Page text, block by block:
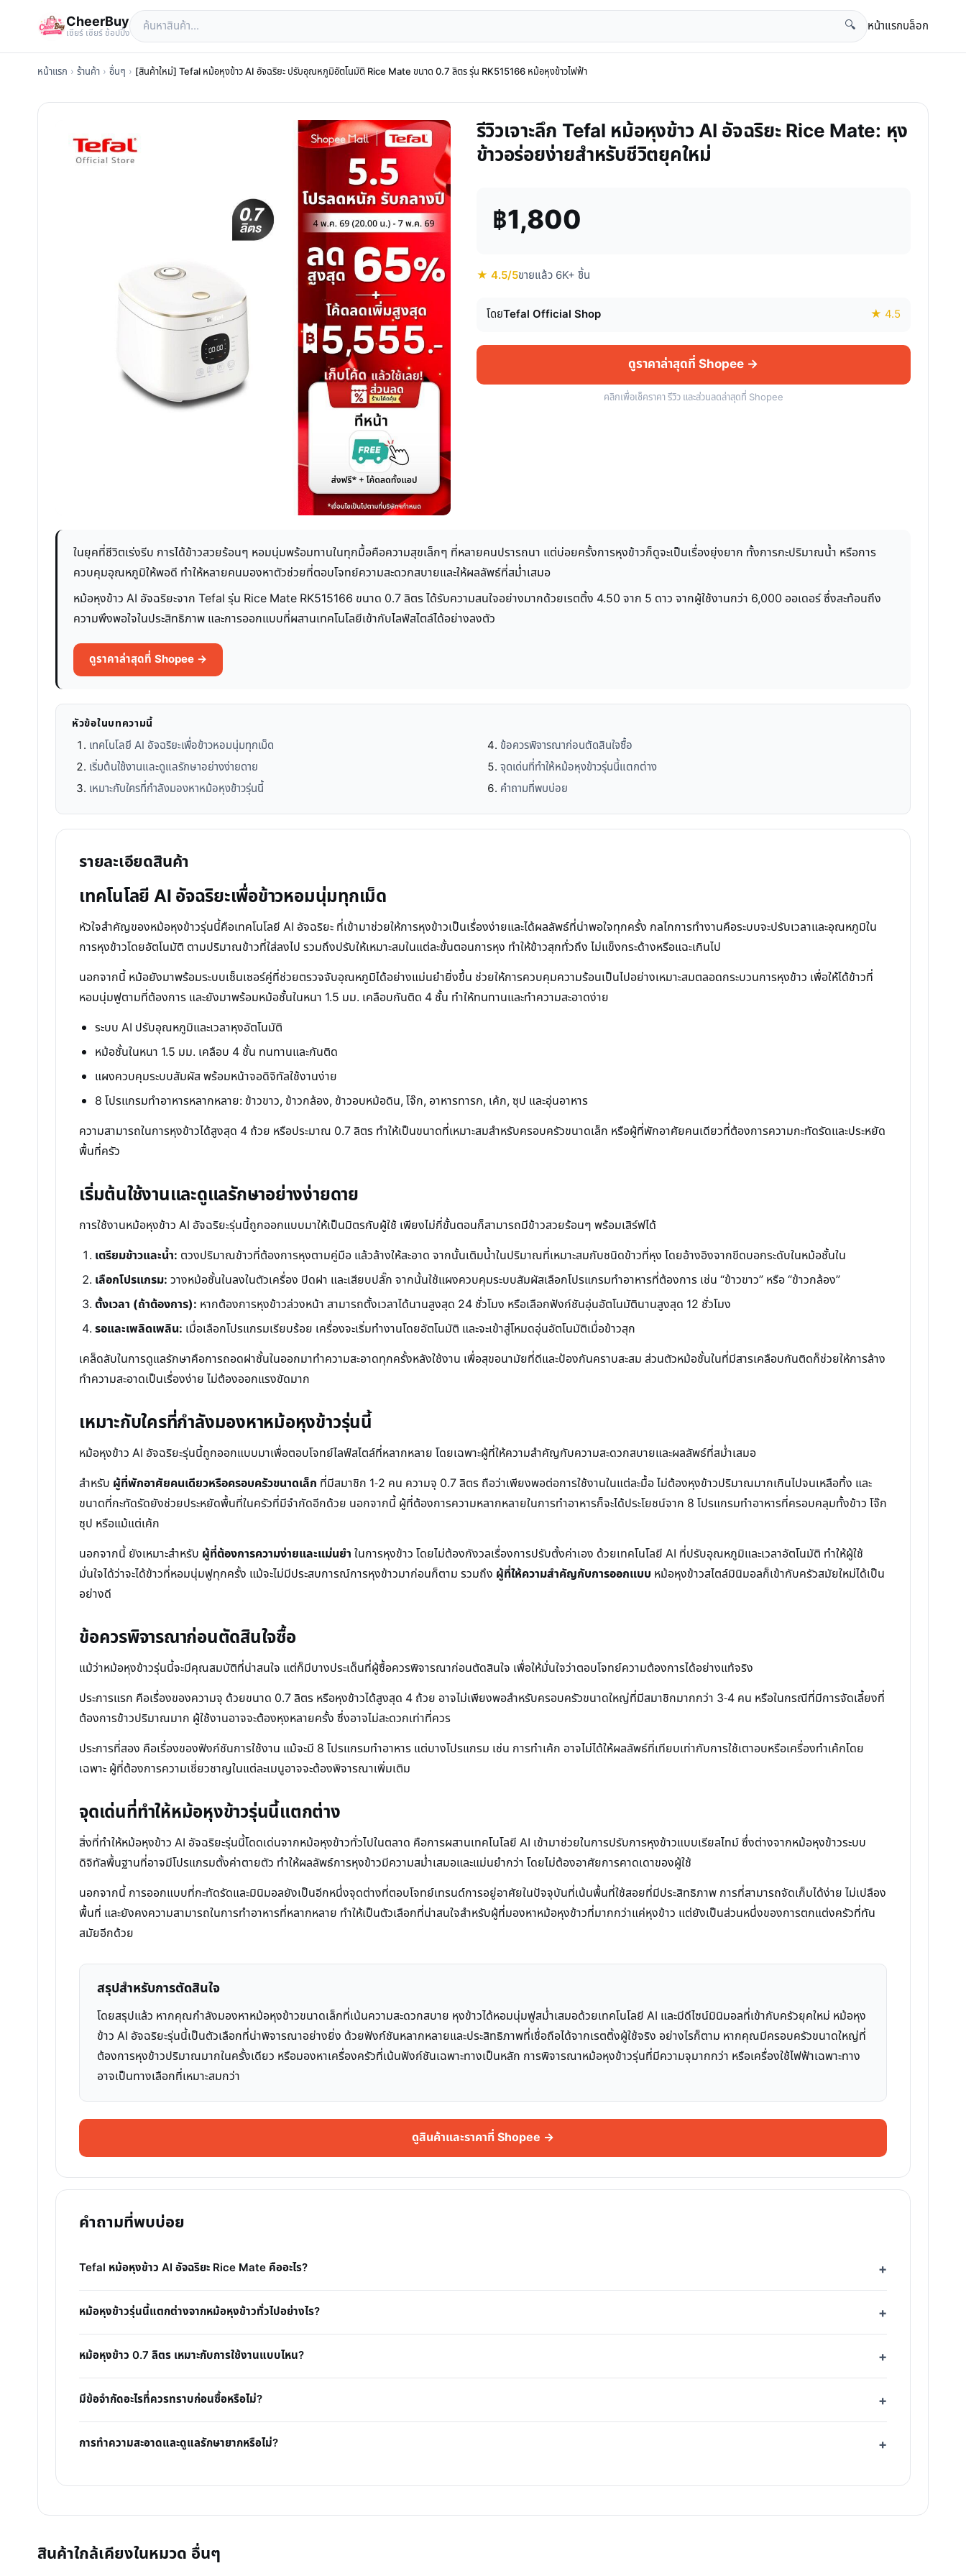
CheerBuy
เซียร์ เซียร์ ช้อปปิ้ง
🔍 หน้าแรกบล็อก
หน้าแรก › ร้านค้า › อื่นๆ › [สินค้าใหม่] Tefal หม้อหุงข้าว AI อัจฉริยะ ปรับอุณหภูมิอัตโนมัติ Rice Mate ขนาด 0.7 ลิตร รุ่น RK515166 หม้อหุงข้าวไฟฟ้า
รีวิวเจาะลึก Tefal หม้อหุงข้าว AI อัจฉริยะ Rice Mate: หุง
ข้าวอร่อยง่ายสำหรับชีวิตยุคใหม่
฿1,800
★ 4.5/5ขายแล้ว 6K+ ชิ้น
โดยTefal Official Shop ★ 4.5
ดูราคาล่าสุดที่ Shopee →
คลิกเพื่อเช็คราคา รีวิว และส่วนลดล่าสุดที่ Shopee
ในยุคที่ชีวิตเร่งรีบ การได้ข้าวสวยร้อนๆ หอมนุ่มพร้อมทานในทุกมื้อคือความสุขเล็กๆ ที่หลายคนปรารถนา แต่บ่อยครั้งการหุงข้าวก็ดูจะเป็นเรื่องยุ่งยาก ทั้งการกะปริมาณน้ำ หรือการ
ควบคุมอุณหภูมิให้พอดี ทำให้หลายคนมองหาตัวช่วยที่ตอบโจทย์ความสะดวกสบายและให้ผลลัพธ์ที่สม่ำเสมอ
หม้อหุงข้าว AI อัจฉริยะจาก Tefal รุ่น Rice Mate RK515166 ขนาด 0.7 ลิตร ได้รับความสนใจอย่างมากด้วยเรตติ้ง 4.50 จาก 5 ดาว จากผู้ใช้งานกว่า 6,000 ออเดอร์ ซึ่งสะท้อนถึง
ความพึงพอใจในประสิทธิภาพ และการออกแบบที่ผสานเทคโนโลยีเข้ากับไลฟ์สไตล์ได้อย่างลงตัว
ดูราคาล่าสุดที่ Shopee →
หัวข้อในบทความนี้
เทคโนโลยี AI อัจฉริยะเพื่อข้าวหอมนุ่มทุกเม็ด
เริ่มต้นใช้งานและดูแลรักษาอย่างง่ายดาย
เหมาะกับใครที่กำลังมองหาหม้อหุงข้าวรุ่นนี้
ข้อควรพิจารณาก่อนตัดสินใจซื้อ
จุดเด่นที่ทำให้หม้อหุงข้าวรุ่นนี้แตกต่าง
คำถามที่พบบ่อย
รายละเอียดสินค้า
เทคโนโลยี AI อัจฉริยะเพื่อข้าวหอมนุ่มทุกเม็ด
หัวใจสำคัญของหม้อหุงข้าวรุ่นนี้คือเทคโนโลยี AI อัจฉริยะ ที่เข้ามาช่วยให้การหุงข้าวเป็นเรื่องง่ายและได้ผลลัพธ์ที่น่าพอใจทุกครั้ง กลไกการทำงานคือระบบจะปรับเวลาและอุณหภูมิใน
การหุงข้าวโดยอัตโนมัติ ตามปริมาณข้าวที่ใส่ลงไป รวมถึงปรับให้เหมาะสมในแต่ละขั้นตอนการหุง ทำให้ข้าวสุกทั่วถึง ไม่แข็งกระด้างหรือแฉะเกินไป
นอกจากนี้ หม้อยังมาพร้อมระบบเซ็นเซอร์คู่ที่ช่วยตรวจจับอุณหภูมิได้อย่างแม่นยำยิ่งขึ้น ช่วยให้การควบคุมความร้อนเป็นไปอย่างเหมาะสมตลอดกระบวนการหุงข้าว เพื่อให้ได้ข้าวที่
หอมนุ่มฟูตามที่ต้องการ และยังมาพร้อมหม้อชั้นในหนา 1.5 มม. เคลือบกันติด 4 ชั้น ทำให้ทนทานและทำความสะอาดง่าย
ระบบ AI ปรับอุณหภูมิและเวลาหุงอัตโนมัติ
หม้อชั้นในหนา 1.5 มม. เคลือบ 4 ชั้น ทนทานและกันติด
แผงควบคุมระบบสัมผัส พร้อมหน้าจอดิจิทัลใช้งานง่าย
8 โปรแกรมทำอาหารหลากหลาย: ข้าวขาว, ข้าวกล้อง, ข้าวอบหม้อดิน, โจ๊ก, อาหารทารก, เค้ก, ซุป และอุ่นอาหาร
ความสามารถในการหุงข้าวได้สูงสุด 4 ถ้วย หรือประมาณ 0.7 ลิตร ทำให้เป็นขนาดที่เหมาะสมสำหรับครอบครัวขนาดเล็ก หรือผู้ที่พักอาศัยคนเดียวที่ต้องการความกะทัดรัดและประหยัด
พื้นที่ครัว
เริ่มต้นใช้งานและดูแลรักษาอย่างง่ายดาย
การใช้งานหม้อหุงข้าว AI อัจฉริยะรุ่นนี้ถูกออกแบบมาให้เป็นมิตรกับผู้ใช้ เพียงไม่กี่ขั้นตอนก็สามารถมีข้าวสวยร้อนๆ พร้อมเสิร์ฟได้
เตรียมข้าวและน้ำ: ตวงปริมาณข้าวที่ต้องการหุงตามคู่มือ แล้วล้างให้สะอาด จากนั้นเติมน้ำในปริมาณที่เหมาะสมกับชนิดข้าวที่หุง โดยอ้างอิงจากขีดบอกระดับในหม้อชั้นใน
เลือกโปรแกรม: วางหม้อชั้นในลงในตัวเครื่อง ปิดฝา และเสียบปลั๊ก จากนั้นใช้แผงควบคุมระบบสัมผัสเลือกโปรแกรมทำอาหารที่ต้องการ เช่น “ข้าวขาว” หรือ “ข้าวกล้อง”
ตั้งเวลา (ถ้าต้องการ): หากต้องการหุงข้าวล่วงหน้า สามารถตั้งเวลาได้นานสูงสุด 24 ชั่วโมง หรือเลือกฟังก์ชันอุ่นอัตโนมัตินานสูงสุด 12 ชั่วโมง
รอและเพลิดเพลิน: เมื่อเลือกโปรแกรมเรียบร้อย เครื่องจะเริ่มทำงานโดยอัตโนมัติ และจะเข้าสู่โหมดอุ่นอัตโนมัติเมื่อข้าวสุก
เคล็ดลับในการดูแลรักษาคือการถอดฝาชั้นในออกมาทำความสะอาดทุกครั้งหลังใช้งาน เพื่อสุขอนามัยที่ดีและป้องกันคราบสะสม ส่วนตัวหม้อชั้นในที่มีสารเคลือบกันติดก็ช่วยให้การล้าง
ทำความสะอาดเป็นเรื่องง่าย ไม่ต้องออกแรงขัดมาก
เหมาะกับใครที่กำลังมองหาหม้อหุงข้าวรุ่นนี้
หม้อหุงข้าว AI อัจฉริยะรุ่นนี้ถูกออกแบบมาเพื่อตอบโจทย์ไลฟ์สไตล์ที่หลากหลาย โดยเฉพาะผู้ที่ให้ความสำคัญกับความสะดวกสบายและผลลัพธ์ที่สม่ำเสมอ
สำหรับ ผู้ที่พักอาศัยคนเดียวหรือครอบครัวขนาดเล็ก ที่มีสมาชิก 1-2 คน ความจุ 0.7 ลิตร ถือว่าเพียงพอต่อการใช้งานในแต่ละมื้อ ไม่ต้องหุงข้าวปริมาณมากเกินไปจนเหลือทิ้ง และ
ขนาดที่กะทัดรัดยังช่วยประหยัดพื้นที่ในครัวที่มีจำกัดอีกด้วย นอกจากนี้ ผู้ที่ต้องการความหลากหลายในการทำอาหารก็จะได้ประโยชน์จาก 8 โปรแกรมทำอาหารที่ครอบคลุมทั้งข้าว โจ๊ก
ซุป หรือแม้แต่เค้ก
นอกจากนี้ ยังเหมาะสำหรับ ผู้ที่ต้องการความง่ายและแม่นยำ ในการหุงข้าว โดยไม่ต้องกังวลเรื่องการปรับตั้งค่าเอง ด้วยเทคโนโลยี AI ที่ปรับอุณหภูมิและเวลาอัตโนมัติ ทำให้ผู้ใช้
มั่นใจได้ว่าจะได้ข้าวที่หอมนุ่มฟูทุกครั้ง แม้จะไม่มีประสบการณ์การหุงข้าวมาก่อนก็ตาม รวมถึง ผู้ที่ให้ความสำคัญกับการออกแบบ หม้อหุงข้าวสไตล์มินิมอลก็เข้ากับครัวสมัยใหม่ได้เป็น
อย่างดี
ข้อควรพิจารณาก่อนตัดสินใจซื้อ
แม้ว่าหม้อหุงข้าวรุ่นนี้จะมีคุณสมบัติที่น่าสนใจ แต่ก็มีบางประเด็นที่ผู้ซื้อควรพิจารณาก่อนตัดสินใจ เพื่อให้มั่นใจว่าตอบโจทย์ความต้องการได้อย่างแท้จริง
ประการแรก คือเรื่องของความจุ ด้วยขนาด 0.7 ลิตร หรือหุงข้าวได้สูงสุด 4 ถ้วย อาจไม่เพียงพอสำหรับครอบครัวขนาดใหญ่ที่มีสมาชิกมากกว่า 3-4 คน หรือในกรณีที่มีการจัดเลี้ยงที่
ต้องการข้าวปริมาณมาก ผู้ใช้งานอาจจะต้องหุงหลายครั้ง ซึ่งอาจไม่สะดวกเท่าที่ควร
ประการที่สอง คือเรื่องของฟังก์ชันการใช้งาน แม้จะมี 8 โปรแกรมทำอาหาร แต่บางโปรแกรม เช่น การทำเค้ก อาจไม่ได้ให้ผลลัพธ์ที่เทียบเท่ากับการใช้เตาอบหรือเครื่องทำเค้กโดย
เฉพาะ ผู้ที่ต้องการความเชี่ยวชาญในแต่ละเมนูอาจจะต้องพิจารณาเพิ่มเติม
จุดเด่นที่ทำให้หม้อหุงข้าวรุ่นนี้แตกต่าง
สิ่งที่ทำให้หม้อหุงข้าว AI อัจฉริยะรุ่นนี้โดดเด่นจากหม้อหุงข้าวทั่วไปในตลาด คือการผสานเทคโนโลยี AI เข้ามาช่วยในการปรับการหุงข้าวแบบเรียลไทม์ ซึ่งต่างจากหม้อหุงข้าวระบบ
ดิจิทัลพื้นฐานที่อาจมีโปรแกรมตั้งค่าตายตัว ทำให้ผลลัพธ์การหุงข้าวมีความสม่ำเสมอและแม่นยำกว่า โดยไม่ต้องอาศัยการคาดเดาของผู้ใช้
นอกจากนี้ การออกแบบที่กะทัดรัดและมินิมอลยังเป็นอีกหนึ่งจุดต่างที่ตอบโจทย์เทรนด์การอยู่อาศัยในปัจจุบันที่เน้นพื้นที่ใช้สอยที่มีประสิทธิภาพ การที่สามารถจัดเก็บได้ง่าย ไม่เปลือง
พื้นที่ และยังคงความสามารถในการทำอาหารที่หลากหลาย ทำให้เป็นตัวเลือกที่น่าสนใจสำหรับผู้ที่มองหาหม้อหุงข้าวที่มากกว่าแค่หุงข้าว แต่ยังเป็นส่วนหนึ่งของการตกแต่งครัวที่ทัน
สมัยอีกด้วย
สรุปสำหรับการตัดสินใจ
โดยสรุปแล้ว หากคุณกำลังมองหาหม้อหุงข้าวขนาดเล็กที่เน้นความสะดวกสบาย หุงข้าวได้หอมนุ่มฟูสม่ำเสมอด้วยเทคโนโลยี AI และมีดีไซน์มินิมอลที่เข้ากับครัวยุคใหม่ หม้อหุง
ข้าว AI อัจฉริยะรุ่นนี้เป็นตัวเลือกที่น่าพิจารณาอย่างยิ่ง ด้วยฟังก์ชันหลากหลายและประสิทธิภาพที่เชื่อถือได้จากเรตติ้งผู้ใช้จริง อย่างไรก็ตาม หากคุณมีครอบครัวขนาดใหญ่ที่
ต้องการหุงข้าวปริมาณมากในครั้งเดียว หรือมองหาเครื่องครัวที่เน้นฟังก์ชันเฉพาะทางเป็นหลัก การพิจารณาหม้อหุงข้าวรุ่นที่มีความจุมากกว่า หรือเครื่องใช้ไฟฟ้าเฉพาะทาง
อาจเป็นทางเลือกที่เหมาะสมกว่า
ดูสินค้าและราคาที่ Shopee →
คำถามที่พบบ่อย
Tefal หม้อหุงข้าว AI อัจฉริยะ Rice Mate คืออะไร?
หม้อหุงข้าวรุ่นนี้แตกต่างจากหม้อหุงข้าวทั่วไปอย่างไร?
หม้อหุงข้าว 0.7 ลิตร เหมาะกับการใช้งานแบบไหน?
มีข้อจำกัดอะไรที่ควรทราบก่อนซื้อหรือไม่?
การทำความสะอาดและดูแลรักษายากหรือไม่?
สินค้าใกล้เคียงในหมวด อื่นๆ